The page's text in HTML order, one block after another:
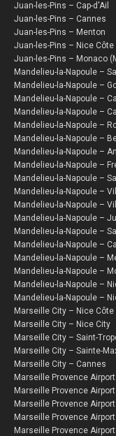
Juan-les-Pins – Cap-d'Ail
Juan-les-Pins – Cannes
Juan-les-Pins – Menton
Juan-les-Pins – Nice Côte
Juan-les-Pins – Monaco
Mandelieu-la-Napoule –
Mandelieu-la-Napoule –
Mandelieu-la-Napoule –
Mandelieu-la-Napoule –
Mandelieu-la-Napoule –
Mandelieu-la-Napoule –
Mandelieu-la-Napoule –
Mandelieu-la-Napoule –
Mandelieu-la-Napoule –
Mandelieu-la-Napoule –
Mandelieu-la-Napoule –
Mandelieu-la-Napoule –
Mandelieu-la-Napoule –
Mandelieu-la-Napoule –
Mandelieu-la-Napoule –
Mandelieu-la-Napoule –
Mandelieu-la-Napoule –
Mandelieu-la-Napoule –
Marseille City – Nice Côte
Marseille City – Nice City
Marseille City – Saint-
Marseille City – Sainte-
Marseille City – Cannes
Marseille Provence
Marseille Provence
Marseille Provence
Marseille Provence
Marseille Provence